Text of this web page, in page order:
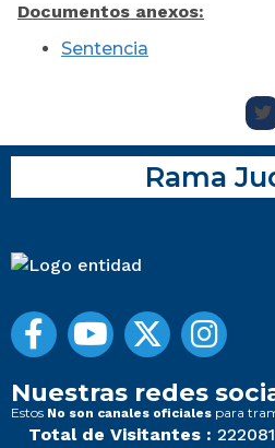
Documentos anexos:
Sentencia
Rama
Nuestras redes
Estos No son canales oficiales para
Total de Visitantes :